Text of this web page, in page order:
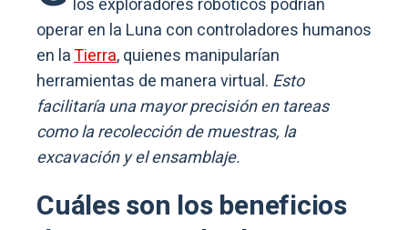
los exploradores robóticos podrían
operar en la Luna con controladores humanos
en laTierra, quienes manipularían
herramientas de manera virtual. Esto
facilitaría una mayor precisión en tareas
como la recolección de muestras, la
excavación y el ensamblaje.
Cuáles son los beneficios